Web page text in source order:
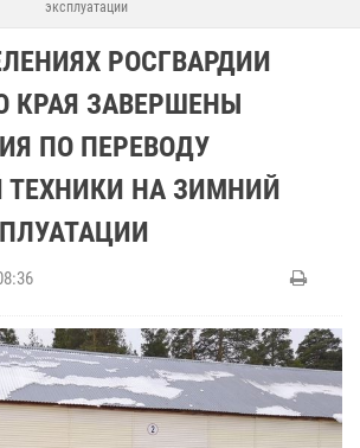
эксплуатации
РОСГВАРДИИ
КРАЯ ЗАВЕРШЕНЫ
ПО ПЕРЕВОДУ
НА ЗИМНИЙ